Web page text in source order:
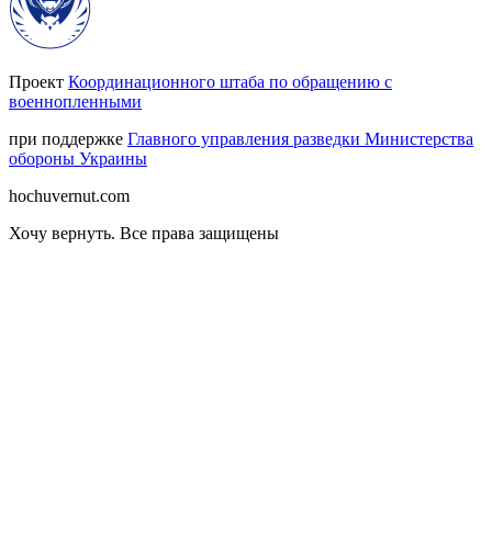
Проект Координационного штаба по обращению с
военнопленными
при поддержке Главного управления разведки Министерства
обороны Украины
hochuvernut.com
Хочу вернуть. Все права защищены